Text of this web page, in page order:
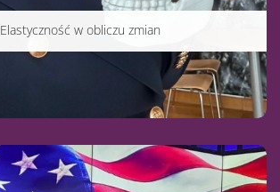
Elastyczność w obliczu zmian